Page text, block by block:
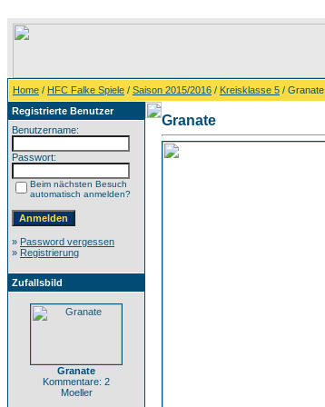
Home / HFC Falke Spiele / Saison 2015/2016 / Kreisklasse 5 / Granate
Registrierte Benutzer
Benutzername:
Passwort:
Beim nächsten Besuch
automatisch anmelden?
» Password vergessen
» Registrierung
Zufallsbild
Granate
Kommentare: 2
Moeller
Granate